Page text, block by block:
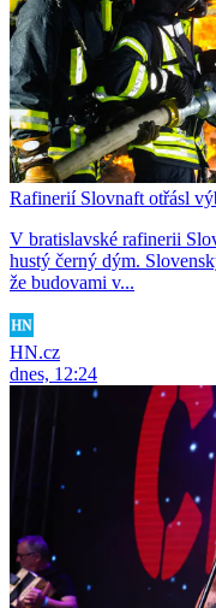
Rafinerií Slovnaft otřásl
V bratislavské rafinerii
hustý černý dým.
že budovami v...
HN.cz
dnes, 12:24